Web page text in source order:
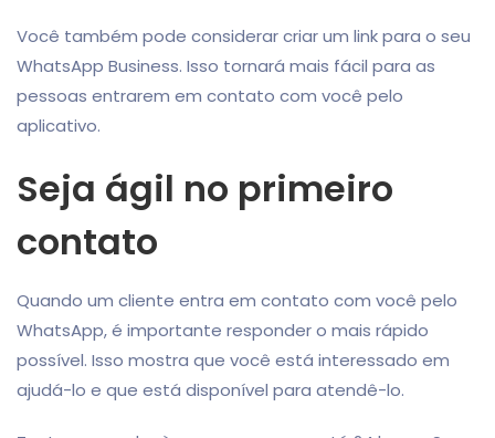
Você também pode considerar criar um link para o seu
WhatsApp Business. Isso tornará mais fácil para as
pessoas entrarem em contato com você pelo
aplicativo.
Seja ágil no primeiro
contato
Quando um cliente entra em contato com você pelo
WhatsApp, é importante responder o mais rápido
possível. Isso mostra que você está interessado em
ajudá-lo e que está disponível para atendê-lo.